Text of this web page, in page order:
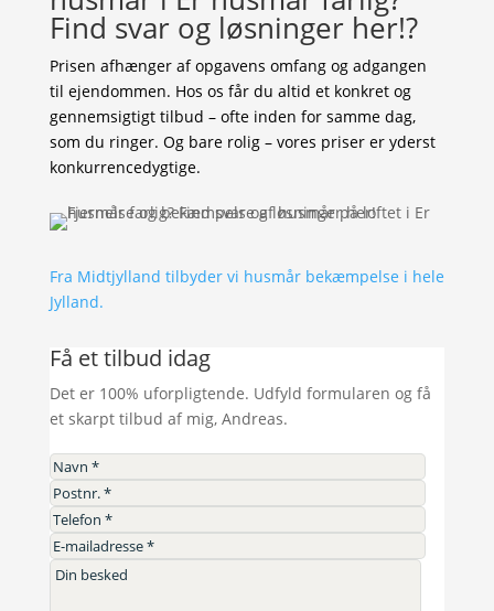
Find svar og løsninger her!?
Prisen afhænger af opgavens omfang og adgangen
til ejendommen. Hos os får du altid et konkret og
gennemsigtigt tilbud – ofte inden for samme dag,
som du ringer. Og bare rolig – vores priser er yderst
konkurrencedygtige.
Fra Midtjylland tilbyder vi husmår bekæmpelse i hele
Jylland.
Få et tilbud idag
Det er 100% uforpligtende. Udfyld formularen og få
et skarpt tilbud af mig, Andreas.